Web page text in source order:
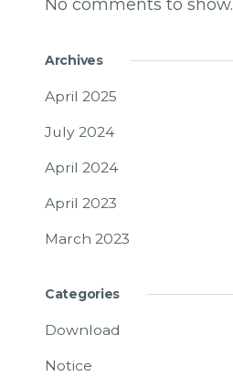
No comments to show.
Archives
April 2025
July 2024
April 2024
April 2023
March 2023
Categories
Download
Notice